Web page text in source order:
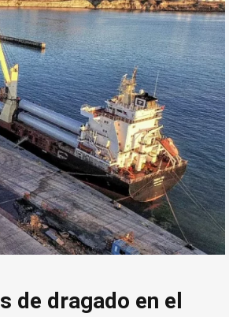
de dragado en el